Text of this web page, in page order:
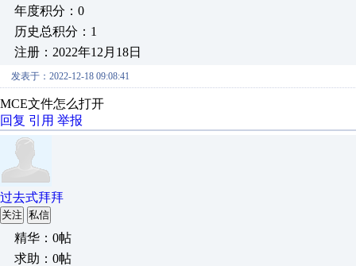
年度积分：0
历史总积分：1
注册：2022年12月18日
发表于：2022-12-18 09:08:41
MCE文件怎么打开
回复 引用 举报
过去式拜拜
关注 私信
精华：0帖
求助：0帖